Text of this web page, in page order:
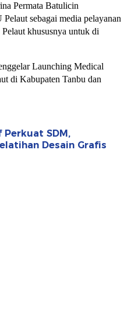
Permata Batulicin
sebagai media pelayanan
Pelaut khususnya untuk di
Launching Medical
di Kabupaten Tanbu dan
SDM,
Desain Grafis